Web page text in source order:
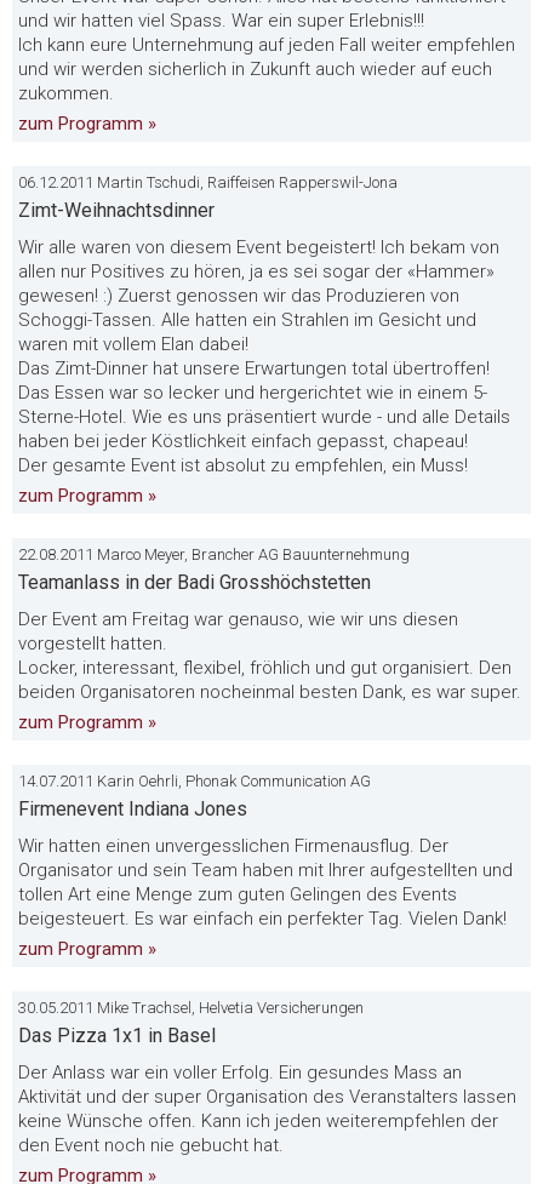
und wir hatten viel Spass. War ein super Erlebnis!!!
Ich kann eure Unternehmung auf jeden Fall weiter empfehlen
und wir werden sicherlich in Zukunft auch wieder auf euch
zukommen.
zum Programm »
06.12.2011 Martin Tschudi, Raiffeisen Rapperswil-Jona
Zimt-Weihnachtsdinner
Wir alle waren von diesem Event begeistert! Ich bekam von
allen nur Positives zu hören, ja es sei sogar der «Hammer»
gewesen! :) Zuerst genossen wir das Produzieren von
Schoggi-Tassen. Alle hatten ein Strahlen im Gesicht und
waren mit vollem Elan dabei!
Das Zimt-Dinner hat unsere Erwartungen total übertroffen!
Das Essen war so lecker und hergerichtet wie in einem 5-
Sterne-Hotel. Wie es uns präsentiert wurde - und alle Details
haben bei jeder Köstlichkeit einfach gepasst, chapeau!
Der gesamte Event ist absolut zu empfehlen, ein Muss!
zum Programm »
22.08.2011 Marco Meyer, Brancher AG Bauunternehmung
Teamanlass in der Badi Grosshöchstetten
Der Event am Freitag war genauso, wie wir uns diesen
vorgestellt hatten.
Locker, interessant, flexibel, fröhlich und gut organisiert. Den
beiden Organisatoren nocheinmal besten Dank, es war super.
zum Programm »
14.07.2011 Karin Oehrli, Phonak Communication AG
Firmenevent Indiana Jones
Wir hatten einen unvergesslichen Firmenausflug. Der
Organisator und sein Team haben mit Ihrer aufgestellten und
tollen Art eine Menge zum guten Gelingen des Events
beigesteuert. Es war einfach ein perfekter Tag. Vielen Dank!
zum Programm »
30.05.2011 Mike Trachsel, Helvetia Versicherungen
Das Pizza 1x1 in Basel
Der Anlass war ein voller Erfolg. Ein gesundes Mass an
Aktivität und der super Organisation des Veranstalters lassen
keine Wünsche offen. Kann ich jeden weiterempfehlen der
den Event noch nie gebucht hat.
zum Programm »